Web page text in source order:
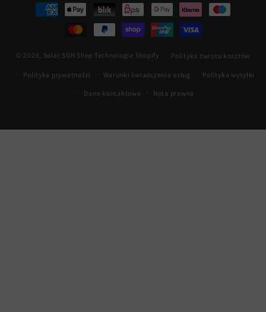
Metody
płatności
© 2026, Solar SGH Shop Technologia Shopify Polityka zwrotu kosztów
Polityka prywatności Warunki świadczenia usług Polityka wysyłki
Dane kontaktowe Nota prawna